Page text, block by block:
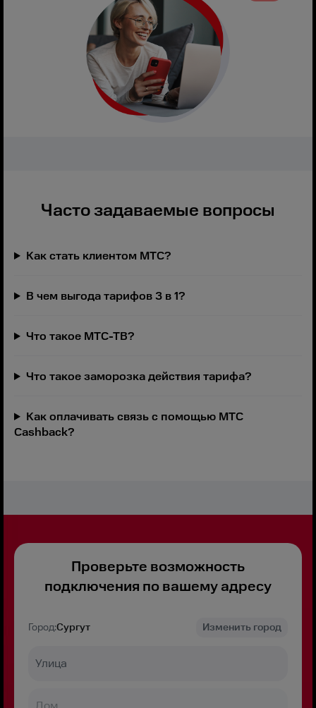
Часто задаваемые вопросы
Как стать клиентом МТС?
В чем выгода тарифов 3 в 1?
Что такое МТС-ТВ?
Что такое заморозка действия тарифа?
Как оплачивать связь с помощью МТС
Cashback?
Проверьте возможность
подключения по вашему адресу
Город:Сургут Изменить город